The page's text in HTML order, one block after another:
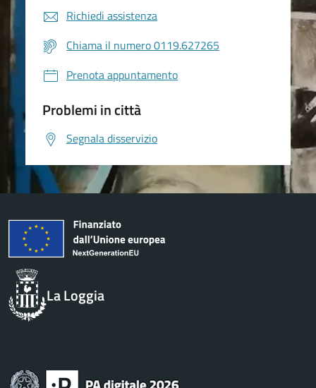
Richiedi assistenza
Chiama il numero 0119.627265
Prenota appuntamento
Problemi in città
Segnala disservizio
La Loggia